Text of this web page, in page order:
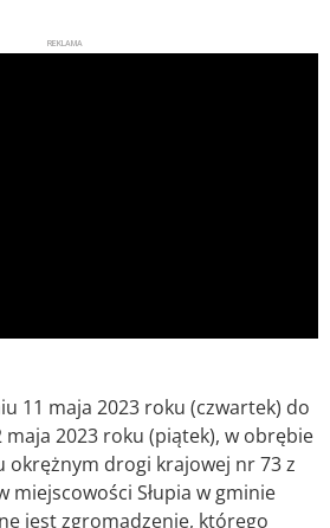
REKLAMA
11 maja 2023 roku (czwartek) do
maja 2023 roku (piątek), w obrębie
okrężnym drogi krajowej nr 73 z
miejscowości Słupia w gminie
jest zgromadzenie, którego